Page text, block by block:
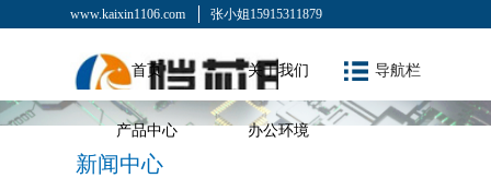
www.kaixin1106.com 张小姐15915311879
导航栏
首页 关于我们
产品中心 办公环境
新闻中心